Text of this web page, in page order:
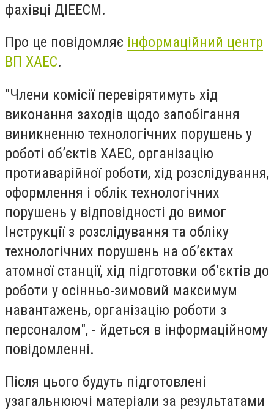
фахівці ДІЕЕСМ.
Про це повідомляє інформаційний центр
ВП ХАЕС.
"Члени комісії перевірятимуть хід
виконання заходів щодо запобігання
виникненню технологічних порушень у
роботі об’єктів ХАЕС, організацію
протиаварійної роботи, хід розслідування,
оформлення і облік технологічних
порушень у відповідності до вимог
Інструкції з розслідування та обліку
технологічних порушень на об’єктах
атомної станції, хід підготовки об’єктів до
роботи у осінньо-зимовий максимум
навантажень, організацію роботи з
персоналом", - йдеться в інформаційному
повідомленні.
Після цього будуть підготовлені
узагальнюючі матеріали за результатами